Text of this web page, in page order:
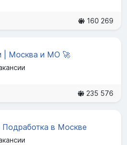
160 269
| Москва и МО 🚀
235 576
Подработка в Москве